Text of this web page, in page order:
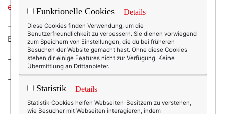
etsy.com versuchen?
- Schau an:Swedish Hasbeens gibt es auch bei H&M
Bzw: gab! (Danke,Julia,für den Tipp!)
-
Flieder!Den Duft musste dir denken.
- Und für
Funktionelle Cookies Details
Diese Cookies finden Verwendung, um die
Benutzerfreundlichkeit zu verbessern. Sie dienen vorwiegend
zum Speichern von Einstellungen, die du bei früheren
Besuchen der Website gemacht hast. Ohne diese Cookies
stehen dir einige Features nicht zur Verfügung. Keine
Übermittlung an Drittanbieter.
Statistik Details
Statistik-Cookies helfen Webseiten-Besitzern zu verstehen,
wie Besucher mit Webseiten interagieren, indem